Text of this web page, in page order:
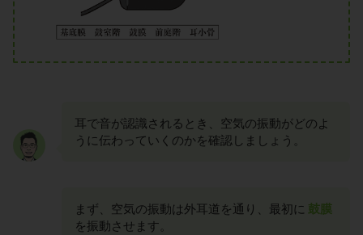
耳で音が認識されるとき、空気の振動がどのよ
うに伝わっていくのかを確認しましょう。
まず、空気の振動は外耳道を通り、最初に 鼓膜
を振動させます。